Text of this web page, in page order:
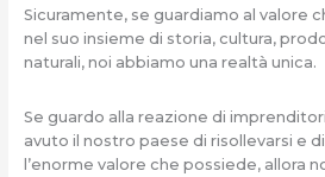
Sicuramente, se guardiamo al valore
nel suo insieme di storia, cultura,
naturali, noi abbiamo una realtà unica.
Se guardo alla reazione di
avuto il nostro paese di risollevarsi e
l’enorme valore che possiede, allora